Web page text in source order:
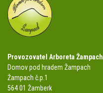
Provozovatel Arboreta Žampach
Domov pod hradem Žampach
Žampach č.p.1
564 01 Žamberk